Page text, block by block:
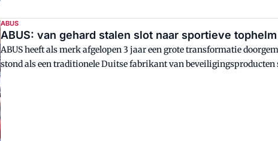
ABUS
ABUS: van gehard stalen slot naar sportieve tophelm
ABUS heeft als merk afgelopen 3 jaar een grote transformatie
stond als een traditionele Duitse fabrikant van